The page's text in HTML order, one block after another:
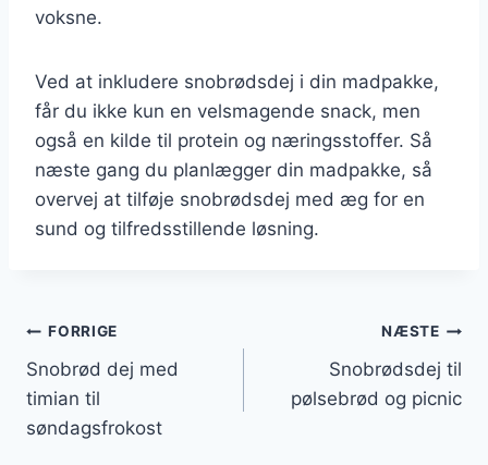
voksne.
Ved at inkludere snobrødsdej i din madpakke,
får du ikke kun en velsmagende snack, men
også en kilde til protein og næringsstoffer. Så
næste gang du planlægger din madpakke, så
overvej at tilføje snobrødsdej med æg for en
sund og tilfredsstillende løsning.
Indlægsnavigation
FORRIGE
Snobrød dej med
timian til
søndagsfrokost
NÆSTE
Snobrødsdej til
pølsebrød og picnic